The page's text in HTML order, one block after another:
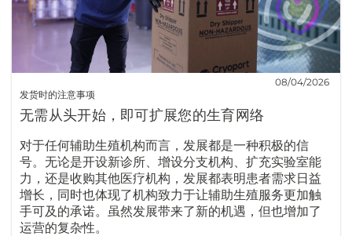
发货时的注意事项
08/04/2026
无需从头开始，即可扩展您的生育网络
对于任何辅助生殖机构而言，发展都是一种积极的信
号。无论是开设新诊所、增设分支机构、扩充实验室能
力，还是收购其他医疗机构，发展都表明患者需求日益
增长，同时也体现了机构致力于让辅助生殖服务更加触
手可及的承诺。虽然发展带来了新的机遇，但也增加了
运营的复杂性。